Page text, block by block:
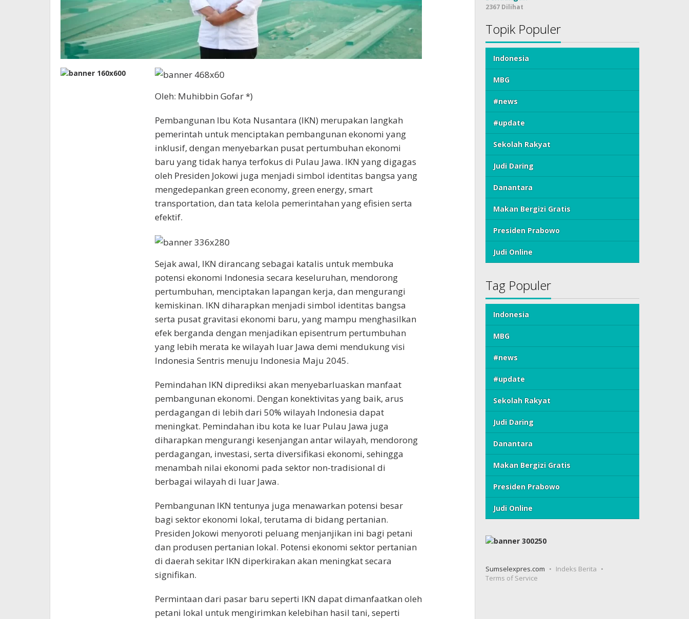
Oleh: Muhibbin Gofar *)
Pembangunan Ibu Kota Nusantara (IKN) merupakan langkah
pemerintah untuk menciptakan pembangunan ekonomi yang
inklusif, dengan menyebarkan pusat pertumbuhan ekonomi
baru yang tidak hanya terfokus di Pulau Jawa. IKN yang digagas
oleh Presiden Jokowi juga menjadi simbol identitas bangsa yang
mengedepankan green economy, green energy, smart
transportation, dan tata kelola pemerintahan yang efisien serta
efektif.
Sejak awal, IKN dirancang sebagai katalis untuk membuka
potensi ekonomi Indonesia secara keseluruhan, mendorong
pertumbuhan, menciptakan lapangan kerja, dan mengurangi
kemiskinan. IKN diharapkan menjadi simbol identitas bangsa
serta pusat gravitasi ekonomi baru, yang mampu menghasilkan
efek berganda dengan menjadikan episentrum pertumbuhan
yang lebih merata ke wilayah luar Jawa demi mendukung visi
Indonesia Sentris menuju Indonesia Maju 2045.
Pemindahan IKN diprediksi akan menyebarluaskan manfaat
pembangunan ekonomi. Dengan konektivitas yang baik, arus
perdagangan di lebih dari 50% wilayah Indonesia dapat
meningkat. Pemindahan ibu kota ke luar Pulau Jawa juga
diharapkan mengurangi kesenjangan antar wilayah, mendorong
perdagangan, investasi, serta diversifikasi ekonomi, sehingga
menambah nilai ekonomi pada sektor non-tradisional di
berbagai wilayah di luar Jawa.
Pembangunan IKN tentunya juga menawarkan potensi besar
bagi sektor ekonomi lokal, terutama di bidang pertanian.
Presiden Jokowi menyoroti peluang menjanjikan ini bagi petani
dan produsen pertanian lokal. Potensi ekonomi sektor pertanian
di daerah sekitar IKN diperkirakan akan meningkat secara
signifikan.
Permintaan dari pasar baru seperti IKN dapat dimanfaatkan oleh
petani lokal untuk mengirimkan kelebihan hasil tani, seperti
2367 Dilihat
Topik Populer
Indonesia
MBG
#news
#update
Sekolah Rakyat
Judi Daring
Danantara
Makan Bergizi Gratis
Presiden Prabowo
Judi Online
Tag Populer
Indonesia
MBG
#news
#update
Sekolah Rakyat
Judi Daring
Danantara
Makan Bergizi Gratis
Presiden Prabowo
Judi Online
Sumselexpres.com
Indeks Berita
Terms of Service